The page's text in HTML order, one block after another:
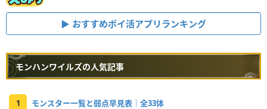
おすすめポイ活アプリランキング
モンハンワイルズの人気記事
1 モンスター一覧と弱点早見表｜全33体